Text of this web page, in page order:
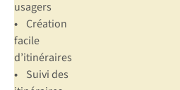
usagers
• Création
facile
d’itinéraires
• Suivi des